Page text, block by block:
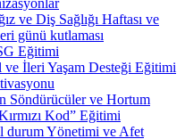
ve Diş Sağlığı Haftası ve
günü kutlaması
Eğitimi
ve İleri Yaşam Desteği Eğitimi
Söndürücüler ve Hortum
Kod” Eğitimi
durum Yönetimi ve Afet